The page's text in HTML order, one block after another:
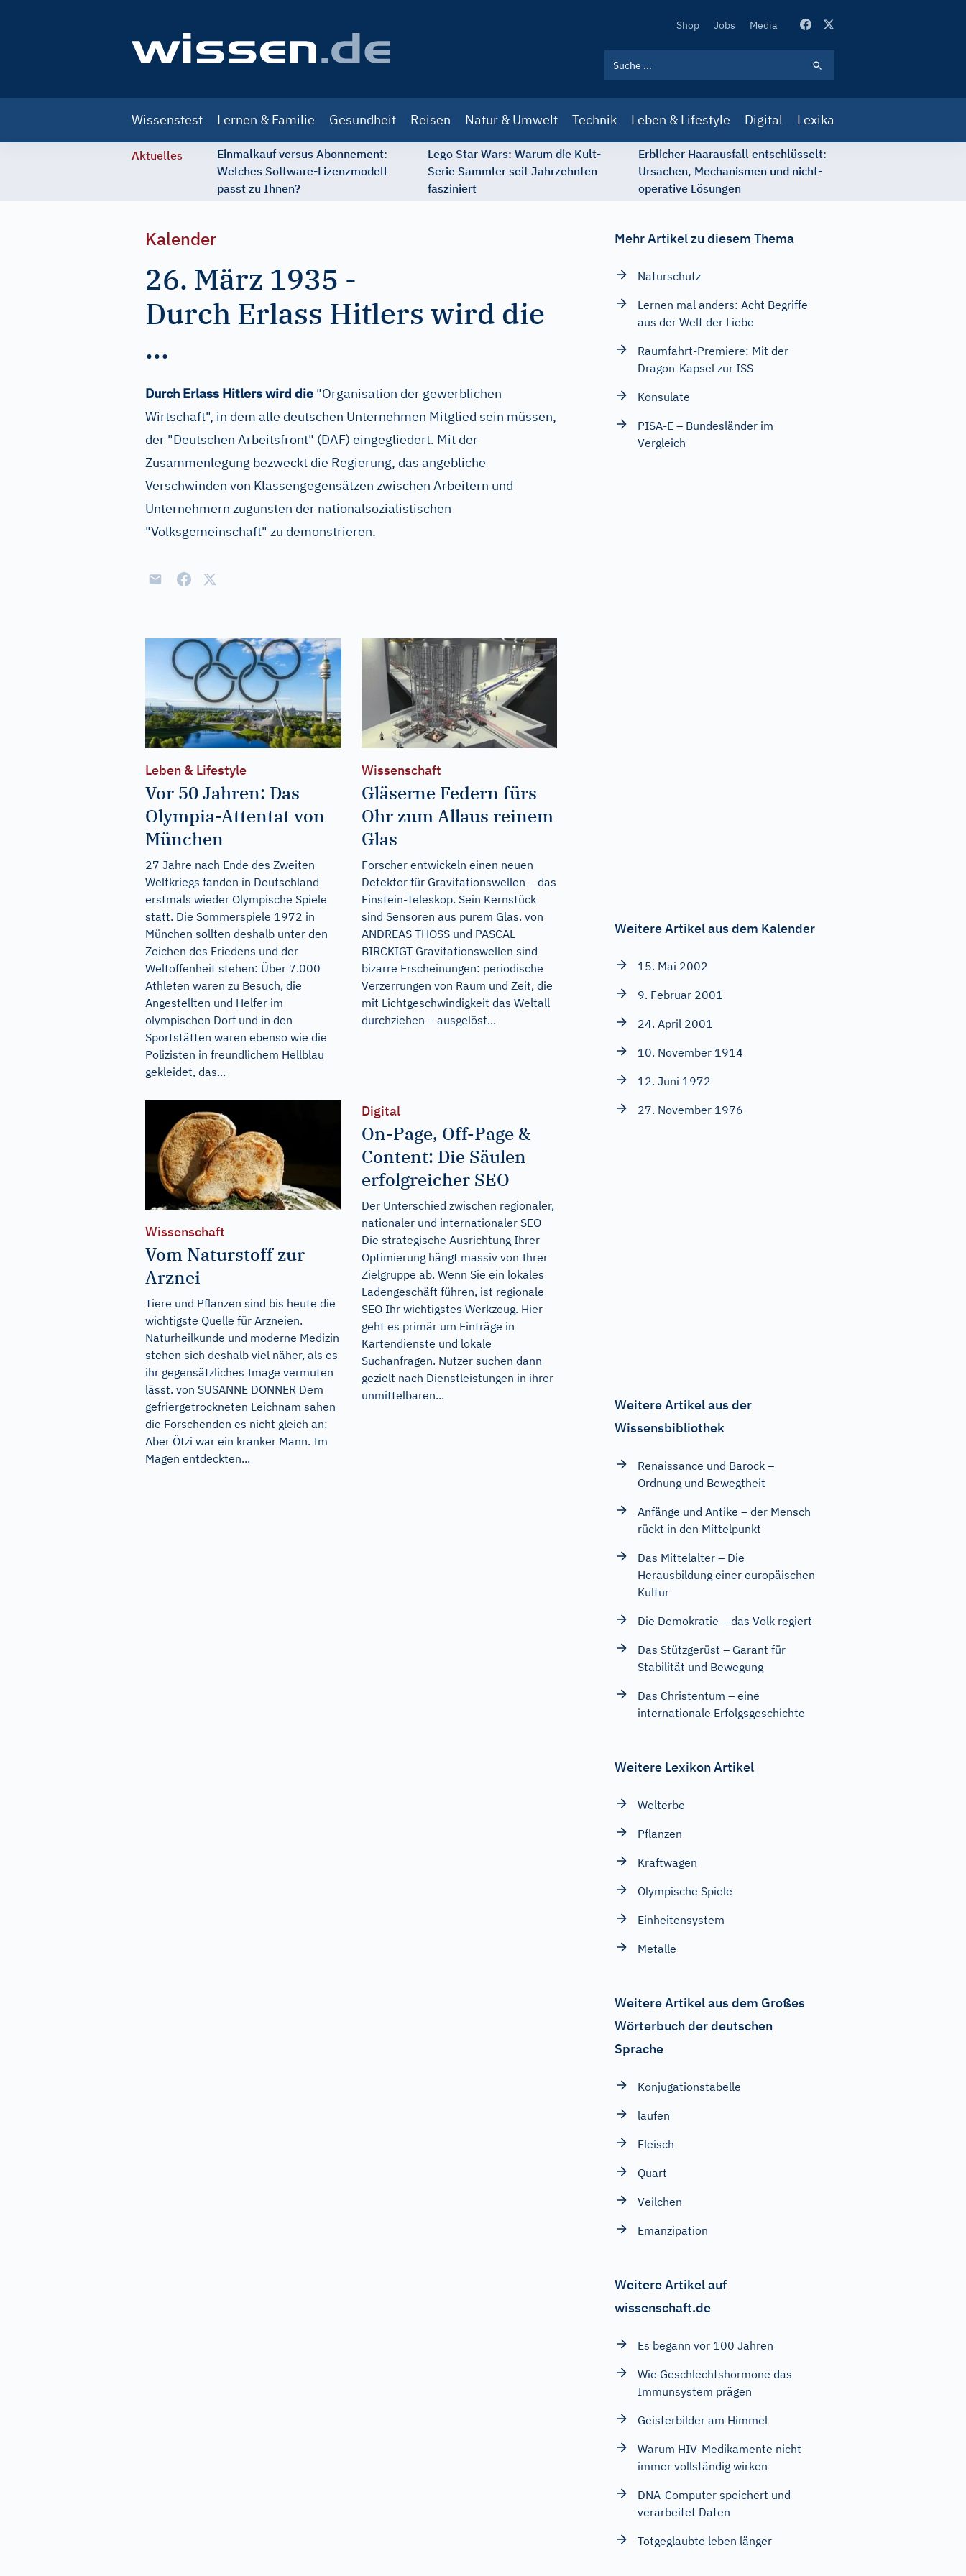
Secondary
Shop Jobs Media
navigation
Wissenstest Lernen & Familie Gesundheit Reisen Natur & Umwelt Technik Leben & Lifestyle Digital Lexika
Aktuelles
Einmalkauf versus Abonnement:
Welches Software-Lizenzmodell
passt zu Ihnen?
Lego Star Wars: Warum die Kult-
Serie Sammler seit Jahrzehnten
fasziniert
Erblicher Haarausfall entschlüsselt:
Ursachen, Mechanismen und nicht-
operative Lösungen
Kalender
26. März 1935 -
Durch Erlass Hitlers wird die
...
Durch Erlass Hitlers wird die "Organisation der gewerblichen
Wirtschaft", in dem alle deutschen Unternehmen Mitglied sein müssen,
der "Deutschen Arbeitsfront" (DAF) eingegliedert. Mit der
Zusammenlegung bezweckt die Regierung, das angebliche
Verschwinden von Klassengegensätzen zwischen Arbeitern und
Unternehmern zugunsten der nationalsozialistischen
"Volksgemeinschaft" zu demonstrieren.
Leben & Lifestyle
Vor 50 Jahren: Das
Olympia-Attentat von
München
27 Jahre nach Ende des Zweiten
Weltkriegs fanden in Deutschland
erstmals wieder Olympische Spiele
statt. Die Sommerspiele 1972 in
München sollten deshalb unter den
Zeichen des Friedens und der
Weltoffenheit stehen: Über 7.000
Athleten waren zu Besuch, die
Angestellten und Helfer im
olympischen Dorf und in den
Sportstätten waren ebenso wie die
Polizisten in freundlichem Hellblau
gekleidet, das...
Wissenschaft
Gläserne Federn fürs
Ohr zum Allaus reinem
Glas
Forscher entwickeln einen neuen
Detektor für Gravitationswellen – das
Einstein-Teleskop. Sein Kernstück
sind Sensoren aus purem Glas. von
ANDREAS THOSS und PASCAL
BIRCKIGT Gravitationswellen sind
bizarre Erscheinungen: periodische
Verzerrungen von Raum und Zeit, die
mit Lichtgeschwindigkeit das Weltall
durchziehen – ausgelöst...
Wissenschaft
Vom Naturstoff zur
Arznei
Tiere und Pflanzen sind bis heute die
wichtigste Quelle für Arzneien.
Naturheilkunde und moderne Medizin
stehen sich deshalb viel näher, als es
ihr gegensätzliches Image vermuten
lässt. von SUSANNE DONNER Dem
gefriergetrockneten Leichnam sahen
die Forschenden es nicht gleich an:
Aber Ötzi war ein kranker Mann. Im
Magen entdeckten...
Digital
On-Page, Off-Page &
Content: Die Säulen
erfolgreicher SEO
Der Unterschied zwischen regionaler,
nationaler und internationaler SEO
Die strategische Ausrichtung Ihrer
Optimierung hängt massiv von Ihrer
Zielgruppe ab. Wenn Sie ein lokales
Ladengeschäft führen, ist regionale
SEO Ihr wichtigstes Werkzeug. Hier
geht es primär um Einträge in
Kartendienste und lokale
Suchanfragen. Nutzer suchen dann
gezielt nach Dienstleistungen in ihrer
unmittelbaren...
Mehr Artikel zu diesem Thema
Naturschutz
Lernen mal anders: Acht Begriffe
aus der Welt der Liebe
Raumfahrt-Premiere: Mit der
Dragon-Kapsel zur ISS
Konsulate
PISA-E – Bundesländer im
Vergleich
Weitere Artikel aus dem Kalender
15. Mai 2002
9. Februar 2001
24. April 2001
10. November 1914
12. Juni 1972
27. November 1976
Weitere Artikel aus der
Wissensbibliothek
Renaissance und Barock –
Ordnung und Bewegtheit
Anfänge und Antike – der Mensch
rückt in den Mittelpunkt
Das Mittelalter – Die
Herausbildung einer europäischen
Kultur
Die Demokratie – das Volk regiert
Das Stützgerüst – Garant für
Stabilität und Bewegung
Das Christentum – eine
internationale Erfolgsgeschichte
Weitere Lexikon Artikel
Welterbe
Pflanzen
Kraftwagen
Olympische Spiele
Einheitensystem
Metalle
Weitere Artikel aus dem Großes
Wörterbuch der deutschen
Sprache
Konjugationstabelle
laufen
Fleisch
Quart
Veilchen
Emanzipation
Weitere Artikel auf
wissenschaft.de
Es begann vor 100 Jahren
Wie Geschlechtshormone das
Immunsystem prägen
Geisterbilder am Himmel
Warum HIV-Medikamente nicht
immer vollständig wirken
DNA-Computer speichert und
verarbeitet Daten
Totgeglaubte leben länger